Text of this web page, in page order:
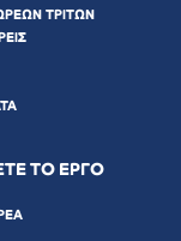
ΤΡΙΤΩΝ
ΤΟ ΕΡΓΟ